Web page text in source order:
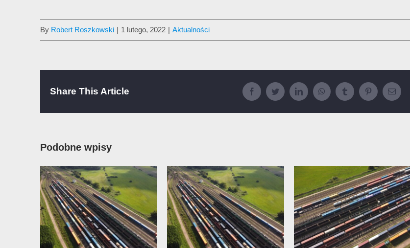
By Robert Roszkowski | 1 lutego, 2022 | Aktualności
Share This Article FacebookTwitterLinkedInWhatsAppTumblr PinterestEmail
Podobne wpisy